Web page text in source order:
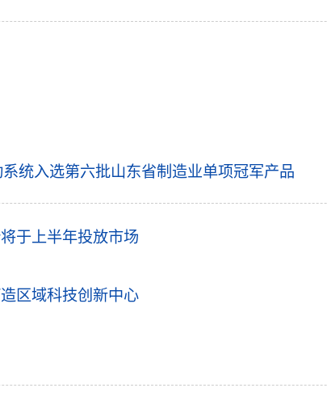
统入选第六批山东省制造业单项冠军产品
于上半年投放市场
区域科技创新中心